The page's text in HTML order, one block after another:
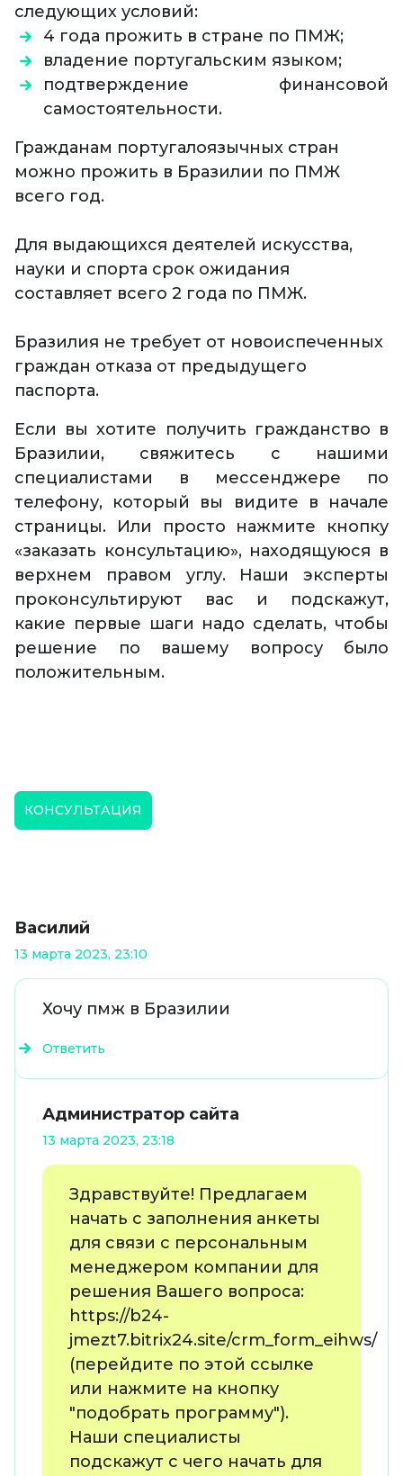
следующих условий:
4 года прожить в стране по ПМЖ;
владение португальским языком;
подтверждение финансовой
самостоятельности.
Гражданам португалоязычных стран
можно прожить в Бразилии по ПМЖ
всего год.
Для выдающихся деятелей искусства,
науки и спорта срок ожидания
составляет всего 2 года по ПМЖ.
Бразилия не требует от новоиспеченных
граждан отказа от предыдущего
паспорта.
Если вы хотите получить гражданство в
Бразилии, свяжитесь с нашими
специалистами в мессенджере по
телефону, который вы видите в начале
страницы. Или просто нажмите кнопку
«заказать консультацию», находящуюся в
верхнем правом углу. Наши эксперты
проконсультируют вас и подскажут,
какие первые шаги надо сделать, чтобы
решение по вашему вопросу было
положительным.
КОНСУЛЬТАЦИЯ
Василий
13 марта 2023, 23:10
Хочу пмж в Бразилии
Ответить
Администратор сайта
13 марта 2023, 23:18
Здравствуйте! Предлагаем
начать с заполнения анкеты
для связи с персональным
менеджером компании для
решения Вашего вопроса:
https://b24-
jmezt7.bitrix24.site/crm_form_eihws/
(перейдите по этой ссылке
или нажмите на кнопку
"подобрать программу").
Наши специалисты
подскажут с чего начать для